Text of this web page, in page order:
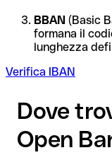
BBAN (Basic
formana il
lunghezza
Verifica IBAN
Dove
Open